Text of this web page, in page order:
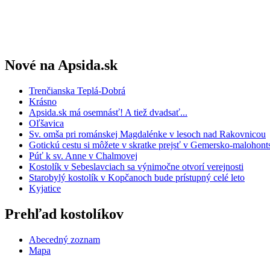
Nové na Apsida.sk
Trenčianska Teplá-Dobrá
Krásno
Apsida.sk má osemnásť! A tiež dvadsať...
Oľšavica
Sv. omša pri románskej Magdalénke v lesoch nad Rakovnicou
Gotickú cestu si môžete v skratke prejsť v Gemersko-
Púť k sv. Anne v Chalmovej
Kostolík v Sebeslavciach sa výnimočne otvorí verejnosti
Starobylý kostolík v Kopčanoch bude prístupný celé leto
Kyjatice
Prehľad kostolíkov
Abecedný zoznam
Mapa